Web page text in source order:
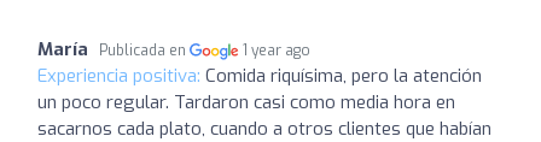
María Publicada en 1 year ago
Experiencia positiva: Comida riquísima, pero la atención
un poco regular. Tardaron casi como media hora en
sacarnos cada plato, cuando a otros clientes que habían